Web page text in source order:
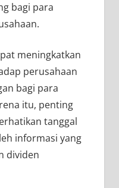
bagi para
meningkatkan
perusahaan
bagi para
itu, penting
tanggal
informasi yang
dividen